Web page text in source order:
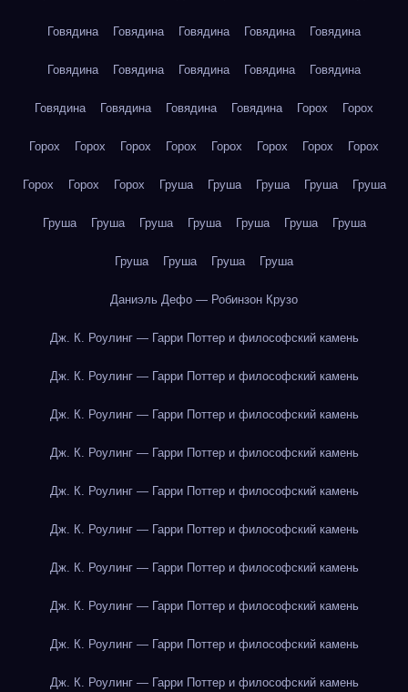
Говядина Говядина Говядина Говядина Говядина
Говядина Говядина Говядина Говядина Говядина
Говядина Говядина Говядина Говядина Горох Горох
Горох Горох Горох Горох Горох Горох Горох Горох
Горох Горох Горох Груша Груша Груша Груша Груша
Груша Груша Груша Груша Груша Груша Груша
Груша Груша Груша Груша
Даниэль Дефо — Робинзон Крузо
Дж. К. Роулинг — Гарри Поттер и философский камень
Дж. К. Роулинг — Гарри Поттер и философский камень
Дж. К. Роулинг — Гарри Поттер и философский камень
Дж. К. Роулинг — Гарри Поттер и философский камень
Дж. К. Роулинг — Гарри Поттер и философский камень
Дж. К. Роулинг — Гарри Поттер и философский камень
Дж. К. Роулинг — Гарри Поттер и философский камень
Дж. К. Роулинг — Гарри Поттер и философский камень
Дж. К. Роулинг — Гарри Поттер и философский камень
Дж. К. Роулинг — Гарри Поттер и философский камень